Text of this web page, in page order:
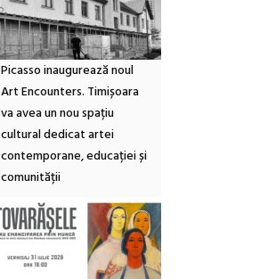
Picasso inaugurează noul
Art Encounters. Timișoara
va avea un nou spațiu
cultural dedicat artei
contemporane, educației și
comunității